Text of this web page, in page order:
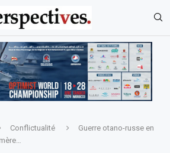
Conflictualité
Guerre otano-russe en